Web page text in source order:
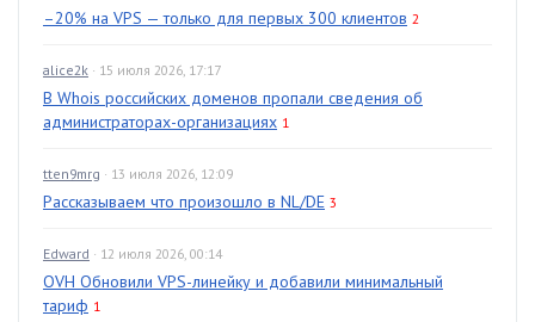
–20% на VPS — только для первых 300 клиентов 2
alice2k · 15 июля 2026, 17:17
В Whois российских доменов пропали сведения об
администраторах-организациях 1
tten9mrg · 13 июля 2026, 12:09
Рассказываем что произошло в NL/DE 3
Edward · 12 июля 2026, 00:14
OVH Обновили VPS-линейку и добавили минимальный
тариф 1